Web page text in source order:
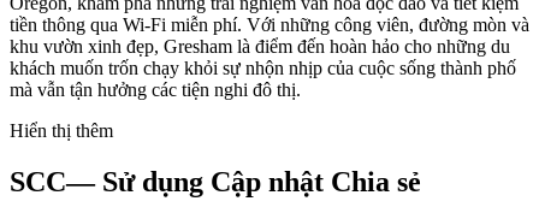
tiền thông qua Wi-Fi miễn phí. Với những công viên, đường mòn và
khu vườn xinh đẹp, Gresham là điểm đến hoàn hảo cho những du
khách muốn trốn chạy khỏi sự nhộn nhịp của cuộc sống thành phố
mà vẫn tận hưởng các tiện nghi đô thị.
Hiển thị thêm
SCC— Sử dụng Cập nhật Chia sẻ